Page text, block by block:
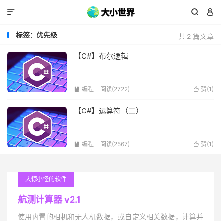
 

共 2 篇文章
标签：优先级
【C#】布尔逻辑
 赞(1 )
 编程 阅读(2722)
【C#】运算符（二）
 赞(1 )
 编程 阅读(2567)
大惊小怪的软件
航测计算器 v2.1
使用内置的相机和无人机数据，或自定义相关数据，计算并